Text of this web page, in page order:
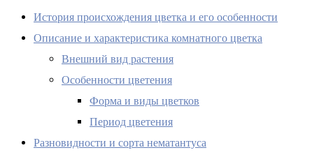
История происхождения цветка и его особенности
Описание и характеристика комнатного цветка
Внешний вид растения
Особенности цветения
Форма и виды цветков
Период цветения
Разновидности и сорта нематантуса